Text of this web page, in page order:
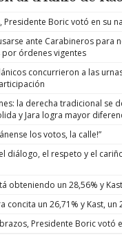
Presidente Boric votó en su
ante Carabineros para
órdenes vigentes
concurrieron a las
la derecha tradicional se
y Jara logra mayor
los votos, la calle!”
diálogo, el respeto y el
obteniendo un 28,56% y
concita un 26,71% y Kast, un
Presidente Boric votó